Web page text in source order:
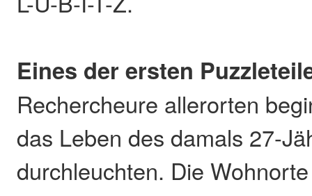
Eines der ersten
Rechercheure allerorten
das Leben des damals 27-
durchleuchten. Die